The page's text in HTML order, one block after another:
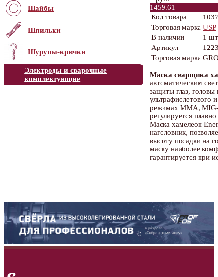
Шайбы
Шпильки
Шурупы-крючки
Электроды и сварочные
комплектующие
1459.61
Код товара
Торговая марка USP
В наличии
1
Артикул
Торговая марка
Маска сварщика
автоматическим
защиты глаз, головы
ультрафиолетового
режимах MMA, MIG-
регулируется
Маска хамелеон
наголовник,
высоту посадки на
маску наиболее
гарантируется при